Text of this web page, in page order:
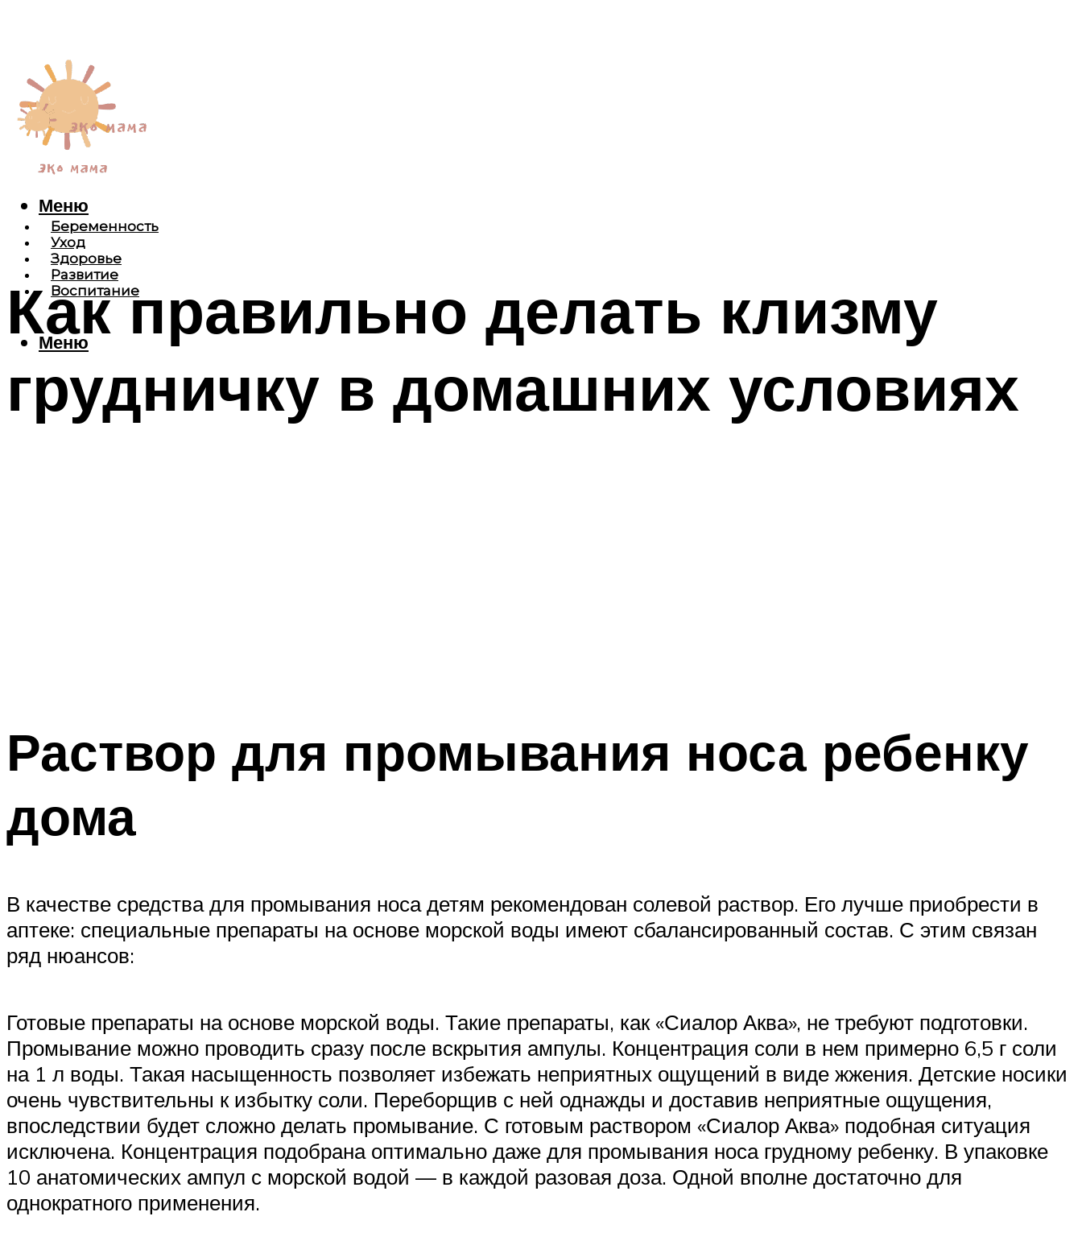
Беременность
Уход
Здоровье
Развитие
Воспитание
Меню
Меню
Как правильно делать клизму
грудничку в домашних условиях
Раствор для промывания носа ребенку
дома
В качестве средства для промывания носа детям рекомендован солевой раствор. Его лучше приобрести в
аптеке: специальные препараты на основе морской воды имеют сбалансированный состав. С этим связан
ряд нюансов:
Готовые препараты на основе морской воды. Такие препараты, как «Сиалор Аква», не требуют подготовки.
Промывание можно проводить сразу после вскрытия ампулы. Концентрация соли в нем примерно 6,5 г соли
на 1 л воды. Такая насыщенность позволяет избежать неприятных ощущений в виде жжения. Детские носики
очень чувствительны к избытку соли. Переборщив с ней однажды и доставив неприятные ощущения,
впоследствии будет сложно делать промывание. С готовым раствором «Сиалор Аква» подобная ситуация
исключена. Концентрация подобрана оптимально даже для промывания носа грудному ребенку. В упаковке
10 анатомических ампул с морской водой — в каждой разовая доза. Одной вполне достаточно для
однократного применения.